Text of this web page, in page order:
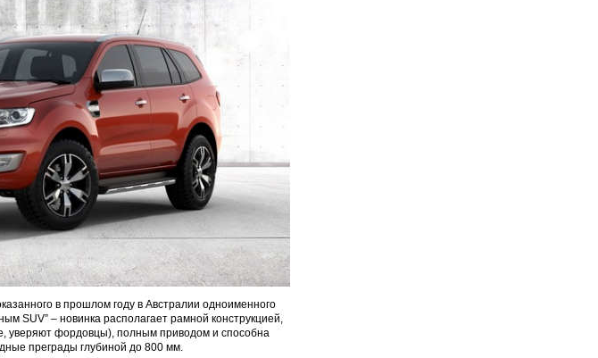
в прошлом году в Австралии одноименного
SUV” – новинка располагает рамной конструкцией,
уверяют фордовцы), полным приводом и способна
преграды глубиной до 800 мм.